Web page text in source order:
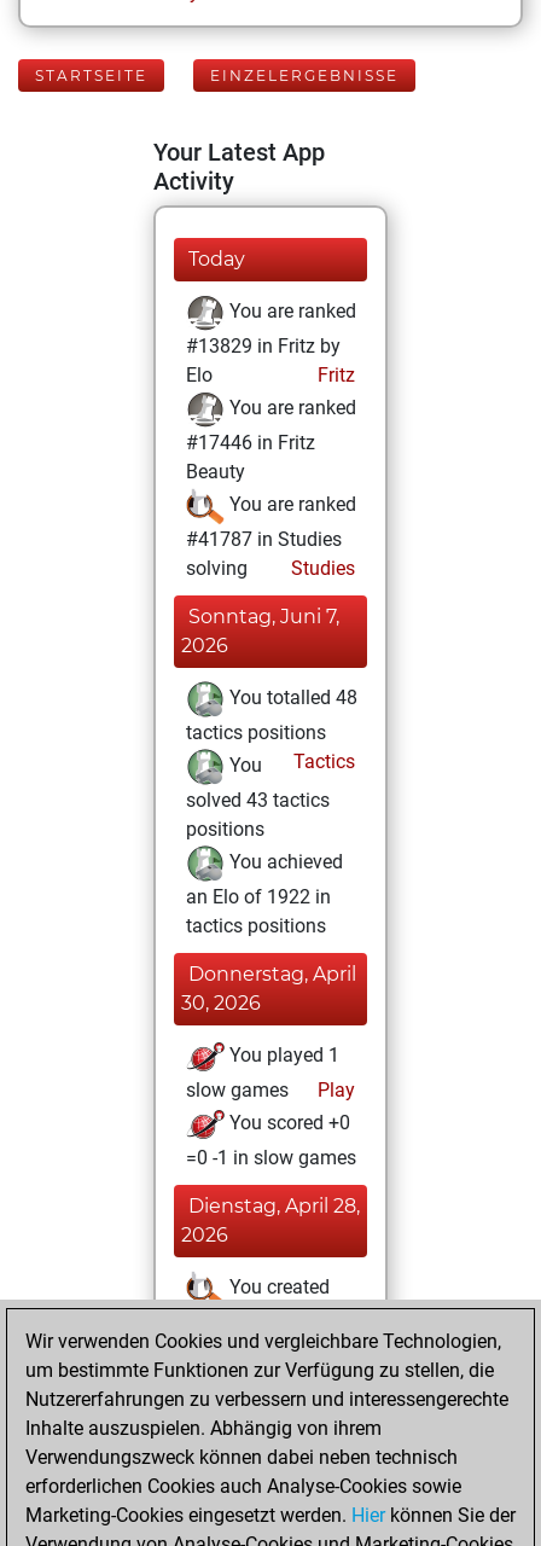
STARTSEITE EINZELERGEBNISSE
Your Latest App
Activity
Today
You are ranked
#13829 in Fritz by
Elo
Fritz
You are ranked
#17446 in Fritz
Beauty
You are ranked
#41787 in Studies
solving
Studies
Sonntag, Juni 7,
2026
You totalled 48
tactics positions
Tactics
You
solved 43 tactics
positions
You achieved
an Elo of 1922 in
tactics positions
Donnerstag, April
30, 2026
You played 1
slow games
Play
You scored +0
=0 -1 in slow games
Dienstag, April 28,
2026
You created
Studies
Montag,
April 27, 2026
You achieved a
BeautyScore of 6
Fritz
You
Wir verwenden Cookies und vergleichbare Technologien,
um bestimmte Funktionen zur Verfügung zu stellen, die
Nutzererfahrungen zu verbessern und interessengerechte
Inhalte auszuspielen. Abhängig von ihrem
Verwendungszweck können dabei neben technisch
erforderlichen Cookies auch Analyse-Cookies sowie
Marketing-Cookies eingesetzt werden. Hierkönnen Sie der